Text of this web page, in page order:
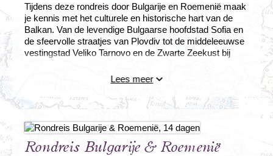
Tijdens deze rondreis door Bulgarije en Roemenië maak
je kennis met het culturele en historische hart van de
Balkan. Van de levendige Bulgaarse hoofdstad Sofia en
de sfeervolle straatjes van Plovdiv tot de middeleeuwse
vestingstad Veliko Tarnovo en de Zwarte Zeekust bij
tombes, grotten, en de sprookjesachtige stad Brasov in
Lees meer
Rondreis Bulgarije & Roemenië